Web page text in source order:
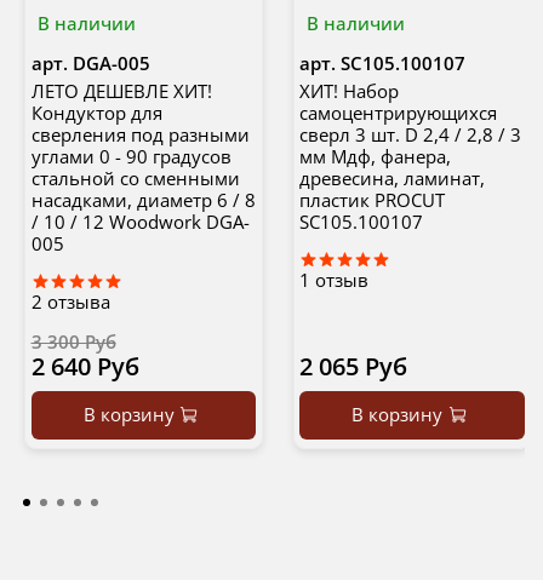
В наличии
арт. DGA-005
ЛЕТО ДЕШЕВЛЕ ХИТ!
Кондуктор для
сверления под разными
углами 0 - 90 градусов
стальной со сменными
насадками, диаметр 6 / 8
/ 10 / 12 Woodwork DGA-
005
2 отзыва
3 300 Руб
2 640 Руб
В корзину
В наличии
арт. SC105.100107
ХИТ! Набор
самоцентрирующихся
сверл 3 шт. D 2,4 / 2,8 / 3
мм Мдф, фанера,
древесина, ламинат,
пластик PROCUT
SC105.100107
1 отзыв
2 065 Руб
В корзину